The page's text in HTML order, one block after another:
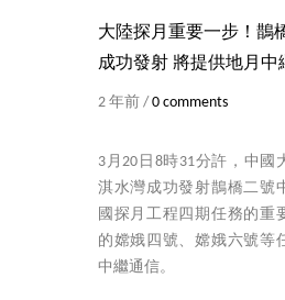
大陸探月重要一步！鵲
成功發射 將提供地月中
2 年前 / 0 comments
3月20日8時31分許，中國
淇水灣成功發射鵲橋二號
國探月工程四期任務的重
的嫦娥四號、嫦娥六號等
中繼通信。